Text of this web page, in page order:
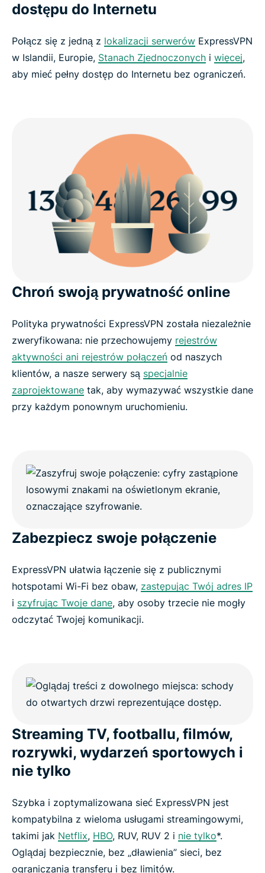
dostępu do Internetu
Połącz się z jedną z lokalizacji serwerów ExpressVPN
w Islandii, Europie, Stanach Zjednoczonych i więcej,
aby mieć pełny dostęp do Internetu bez ograniczeń.
Chroń swoją prywatność online
Polityka prywatności ExpressVPN została niezależnie
zweryfikowana: nie przechowujemy rejestrów
aktywności ani rejestrów połączeń od naszych
klientów, a nasze serwery są specjalnie
zaprojektowane tak, aby wymazywać wszystkie dane
przy każdym ponownym uruchomieniu.
Zabezpiecz swoje połączenie
ExpressVPN ułatwia łączenie się z publicznymi
hotspotami Wi-Fi bez obaw, zastępując Twój adres IP
i szyfrując Twoje dane, aby osoby trzecie nie mogły
odczytać Twojej komunikacji.
Streaming TV, footballu, filmów,
rozrywki, wydarzeń sportowych i
nie tylko
Szybka i zoptymalizowana sieć ExpressVPN jest
kompatybilna z wieloma usługami streamingowymi,
takimi jak Netflix, HBO, RUV, RUV 2 i nie tylko*.
Oglądaj bezpiecznie, bez „dławienia” sieci, bez
ograniczania transferu i bez limitów.